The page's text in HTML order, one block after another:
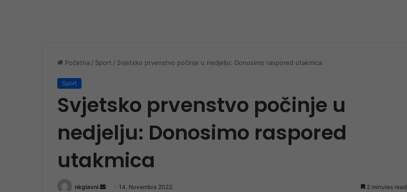
Početna / Sport / Svjetsko prvenstvo počinje u nedjelju: Donosimo raspored utakmica
Sport
Svjetsko prvenstvo počinje u
nedjelju: Donosimo raspored
utakmica
nkglavni
Send 14. Novembra 2022. 2 minutes read